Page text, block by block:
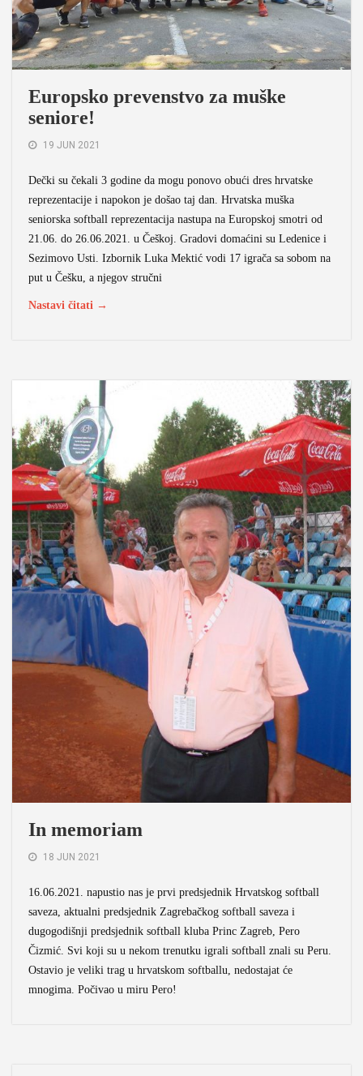
Europsko prevenstvo za muške
seniore!
19 JUN 2021
Dečki su čekali 3 godine da mogu ponovo obući dres hrvatske
reprezentacije i napokon je došao taj dan. Hrvatska muška
seniorska softball reprezentacija nastupa na Europskoj smotri od
21.06. do 26.06.2021. u Češkoj. Gradovi domaćini su Ledenice i
Sezimovo Usti. Izbornik Luka Mektić vodi 17 igrača sa sobom na
put u Češku, a njegov stručni
Nastavi čitati →
In memoriam
18 JUN 2021
16.06.2021. napustio nas je prvi predsjednik Hrvatskog softball
saveza, aktualni predsjednik Zagrebačkog softball saveza i
dugogodišnji predsjednik softball kluba Princ Zagreb, Pero
Čizmić. Svi koji su u nekom trenutku igrali softball znali su Peru.
Ostavio je veliki trag u hrvatskom softballu, nedostajat će
mnogima. Počivao u miru Pero!